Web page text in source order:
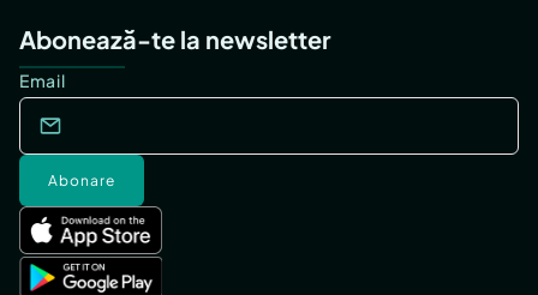
Abonează-te la newsletter
Email
Abonare